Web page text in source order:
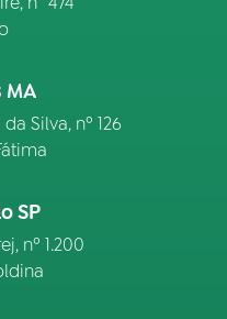
MA
Silva, nº 126
SP
nº 1.200